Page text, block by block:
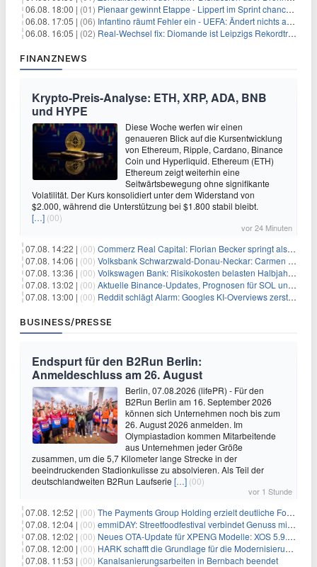
06.08. 18:00 | (01) Pienaar gewinnt Etappe - Lippert im Sprint chancenlos
06.08. 17:05 | (06) Infantino räumt Fehler ein - UEFA: Ändert nichts an Boykott
06.08. 16:05 | (02) Real-Wechsel fix: Diomande ist Leipzigs Rekordtransfer
FINANZNEWS
Krypto-Preis-Analyse: ETH, XRP, ADA, BNB
und HYPE
Diese Woche werfen wir einen
genaueren Blick auf die Kursentwicklung
von Ethereum, Ripple, Cardano, Binance
Coin und Hyperliquid. Ethereum (ETH)
Ethereum zeigt weiterhin eine
Seitwärtsbewegung ohne signifikante
Volatilität. Der Kurs konsolidiert unter dem Widerstand von
$2.000, während die Unterstützung bei $1.800 stabil bleibt.
[…] (00)
vor 24 Minuten
07.08. 14:22 | (00) Commerz Real Capital: Florian Becker springt als Leiter ein
07.08. 14:06 | (00) Volksbank Schwarzwald-Donau-Neckar: Carmen Wedam übernimmt Aufsichtsratsvorsitz
07.08. 13:36 | (00) Volkswagen Bank: Risikokosten belasten Halbjahresergebnis
07.08. 13:02 | (00) Aktuelle Binance-Updates, Prognosen für SOL und DOGE: Zusammenfassung vom 7. August
07.08. 13:00 | (00) Reddit schlägt Alarm: Googles KI-Overviews zerstören das Traffic-Geschäftsmodell
BUSINESS/PRESSE
Endspurt für den B2Run Berlin:
Anmeldeschluss am 26. August
Berlin, 07.08.2026 (lifePR) - Für den
B2Run Berlin am 16. September 2026
können sich Unternehmen noch bis zum
26. August 2026 anmelden. Im
Olympiastadion kommen Mitarbeitende
aus Unternehmen jeder Größe
zusammen, um die 5,7 Kilometer lange Strecke in der
beeindruckenden Stadionkulisse zu absolvieren. Als Teil der
deutschlandweiten B2Run Laufserie […] (00)
vor 1 Stunde
07.08. 12:52 | (00) The Payments Group Holding erzielt deutliche Fortschritte bei ihren AI-Projekten
07.08. 12:04 | (00) emmiDAY: Streetfoodfestival verbindet Genuss mit Engagement gegen Brustkrebs
07.08. 12:02 | (00) Neues OTA-Update für XPENG Modelle: XOS 5.9.5 erweitert Sicherheits-, Lade- und Komfortfunktionen
07.08. 12:00 | (00) HARK schafft die Grundlage für die Modernisierung seiner IBM i-Anwendungen
07.08. 11:53 | (00) Kanalsanierungsarbeiten in Bernbach beendet